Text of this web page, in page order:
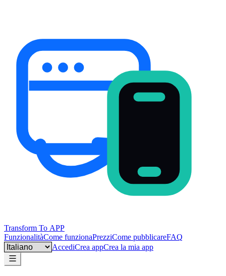
Transform To APP
FunzionalitàCome funzionaPrezziCome pubblicareFAQ
Language
AccediCrea appCrea la mia app